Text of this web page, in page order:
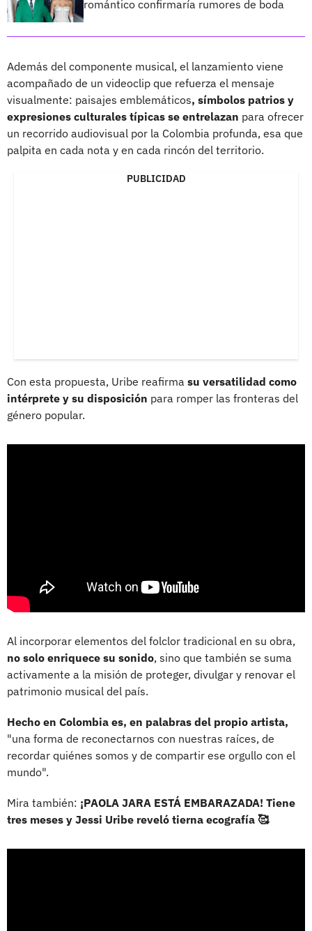
romántico confirmaría rumores de boda
Además del componente musical, el lanzamiento viene
acompañado de un videoclip que refuerza el mensaje
visualmente: paisajes emblemáticos, símbolos patrios y
expresiones culturales típicas se entrelazan para ofrecer
un recorrido audiovisual por la Colombia profunda, esa que
palpita en cada nota y en cada rincón del territorio.
PUBLICIDAD
Con esta propuesta, Uribe reafirma su versatilidad como
intérprete y su disposición para romper las fronteras del
género popular.
Al incorporar elementos del folclor tradicional en su obra,
no solo enriquece su sonido, sino que también se suma
activamente a la misión de proteger, divulgar y renovar el
patrimonio musical del país.
Hecho en Colombia es, en palabras del propio artista,
"una forma de reconectarnos con nuestras raíces, de
recordar quiénes somos y de compartir ese orgullo con el
mundo".
Mira también: ¡PAOLA JARA ESTÁ EMBARAZADA! Tiene
tres meses y Jessi Uribe reveló tierna ecografía 🥰